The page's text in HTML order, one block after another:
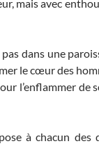
mais avec
dans une
le cœur des
l’enflammer de
à chacun des